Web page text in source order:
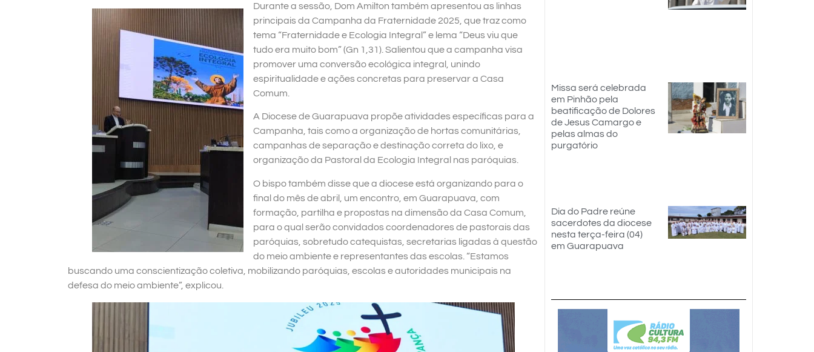
Durante a sessão, Dom Amilton também apresentou as linhas
principais da Campanha da Fraternidade 2025, que traz como
tema “Fraternidade e Ecologia Integral” e lema “Deus viu que
tudo era muito bom” (Gn 1,31). Salientou que a campanha visa
promover uma conversão ecológica integral, unindo
espiritualidade e ações concretas para preservar a Casa
Comum.
A Diocese de Guarapuava propõe atividades específicas para a
Campanha, tais como a organização de hortas comunitárias,
campanhas de separação e destinação correta do lixo, e
organização da Pastoral da Ecologia Integral nas paróquias.
O bispo também disse que a diocese está organizando para o
final do mês de abril, um encontro, em Guarapuava, com
formação, partilha e propostas na dimensão da Casa Comum,
para o qual serão convidados coordenadores de pastorais das
paróquias, sobretudo catequistas, secretarias ligadas à questão
do meio ambiente e representantes das escolas. “Estamos
buscando uma conscientização coletiva, mobilizando paróquias, escolas e autoridades municipais na
defesa do meio ambiente”, explicou.
Missa será celebrada
em Pinhão pela
beatificação de Dolores
de Jesus Camargo e
pelas almas do
purgatório
Dia do Padre reúne
sacerdotes da diocese
nesta terça-feira (04)
em Guarapuava